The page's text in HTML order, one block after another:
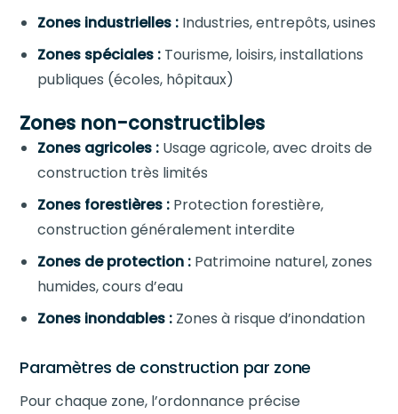
Zones industrielles : Industries, entrepôts, usines
Zones spéciales : Tourisme, loisirs, installations
publiques (écoles, hôpitaux)
Zones non-constructibles
Zones agricoles : Usage agricole, avec droits de
construction très limités
Zones forestières : Protection forestière,
construction généralement interdite
Zones de protection : Patrimoine naturel, zones
humides, cours d’eau
Zones inondables : Zones à risque d’inondation
Paramètres de construction par zone
Pour chaque zone, l’ordonnance précise